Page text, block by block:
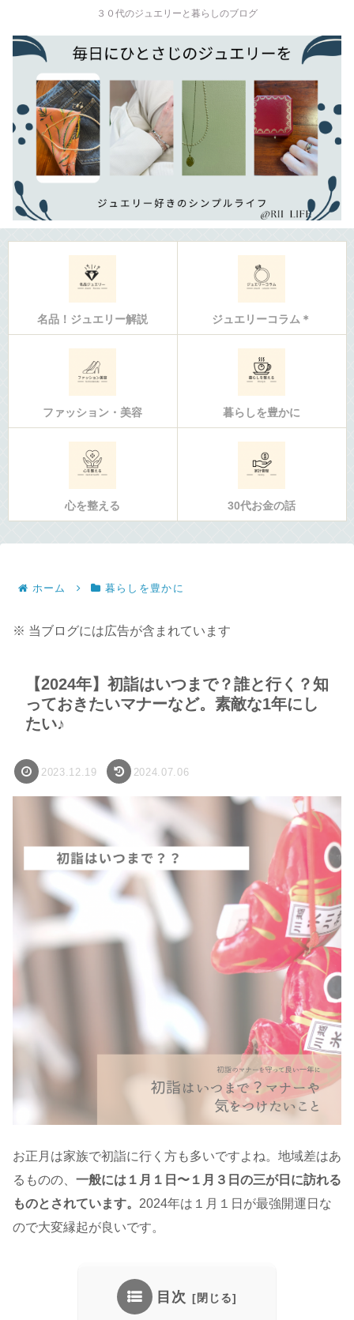
３０代のジュエリーと暮らしのブログ
名品！ジュエリー解説 ジュエリーコラム＊
ファッション・美容 暮らしを豊かに
心を整える 30代お金の話
ホーム 暮らしを豊かに
※ 当ブログには広告が含まれています
【2024年】初詣はいつまで？誰と行く？知
っておきたいマナーなど。素敵な1年にし
たい♪
2023.12.19 2024.07.06
お正月は家族で初詣に行く方も多いですよね。地域差はあ
るものの、 一般には１月１日〜１月３日の三が日に訪れる
ものとされています。 2024年は１月１日が最強開運日な
ので大変縁起が良いです。
目次